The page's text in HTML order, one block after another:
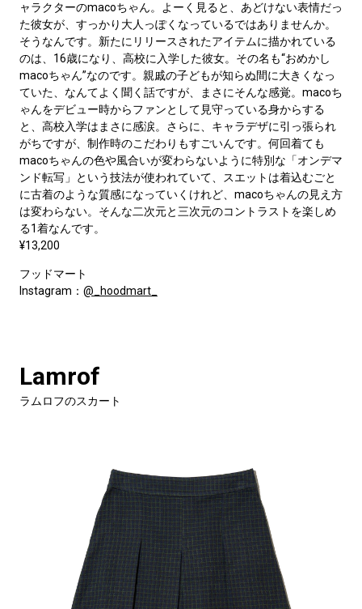
ャラクターのmacoちゃん。よーく見ると、あどけない表情だっ
た彼女が、すっかり大人っぽくなっているではありませんか。
そうなんです。新たにリリースされたアイテムに描かれている
のは、16歳になり、高校に入学した彼女。その名も“おめかし
macoちゃん”なのです。親戚の子どもが知らぬ間に大きくなっ
ていた、なんてよく聞く話ですが、まさにそんな感覚。macoち
ゃんをデビュー時からファンとして見守っている身からする
と、高校入学はまさに感涙。さらに、キャラデザに引っ張られ
がちですが、制作時のこだわりもすごいんです。何回着ても
macoちゃんの色や風合いが変わらないように特別な「オンデマ
ンド転写」という技法が使われていて、スエットは着込むごと
に古着のような質感になっていくけれど、macoちゃんの見え方
は変わらない。そんな二次元と三次元のコントラストを楽しめ
る1着なんです。
¥13,200
フッドマート
Instagram： @_hoodmart_
Lamrof
ラムロフのスカート